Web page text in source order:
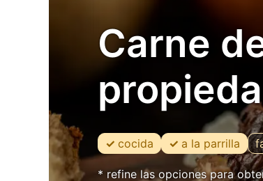
Carne
cocida a la parrilla
* refine las opciones para